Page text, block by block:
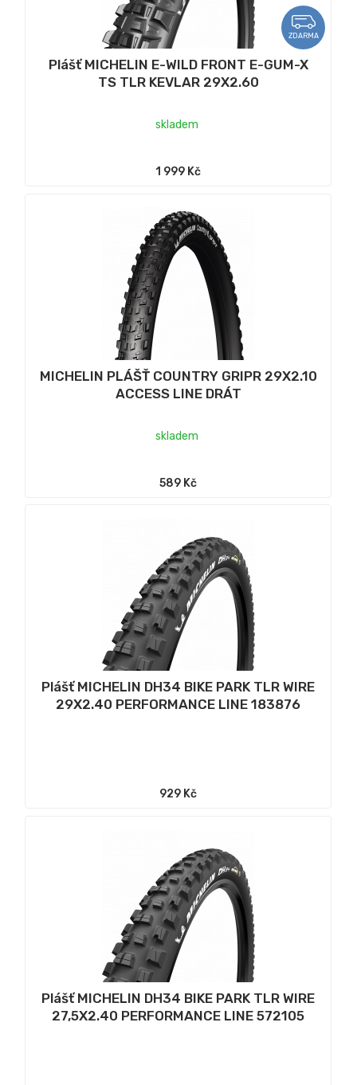
ZDARMA
Plášť MICHELIN E-WILD FRONT E-GUM-X
TS TLR KEVLAR 29X2.60
skladem
1 999 Kč
MICHELIN PLÁŠŤ COUNTRY GRIPR 29X2.10
ACCESS LINE DRÁT
skladem
589 Kč
Plášť MICHELIN DH34 BIKE PARK TLR WIRE
29X2.40 PERFORMANCE LINE 183876
929 Kč
Plášť MICHELIN DH34 BIKE PARK TLR WIRE
27,5X2.40 PERFORMANCE LINE 572105